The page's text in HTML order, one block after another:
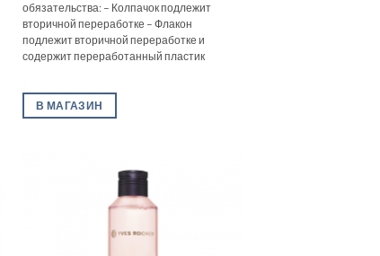
обязательства: – Колпачок подлежит
вторичной переработке – Флакон
подлежит вторичной переработке и
содержит переработанный пластик
В МАГАЗИН